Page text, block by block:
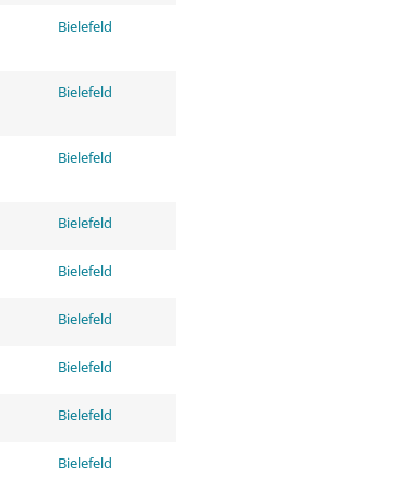
Bielefeld
Bielefeld
Bielefeld
Bielefeld
Bielefeld
Bielefeld
Bielefeld
Bielefeld
Bielefeld